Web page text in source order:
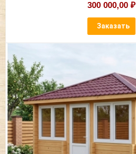
300 000,00 ₽
Заказать